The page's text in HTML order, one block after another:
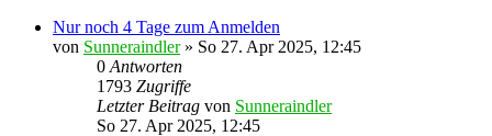
Nur noch 4 Tage zum Anmelden
von Sunneraindler» So 27. Apr 2025, 12:45
0 Antworten
1793 Zugriffe
Letzter Beitrag von Sunneraindler
So 27. Apr 2025, 12:45